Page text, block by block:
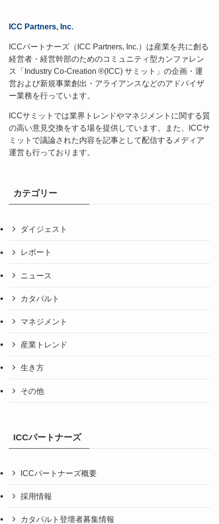
ICC Partners, Inc.
ICCパートナーズ（ICC Partners, Inc.）は産業を共に創る
経営者・経営幹部のためのコミュニティ型カンファレン
ス「Industry Co-Creation ®(ICC) サミット」の企画・運
営および新規事業創出・アライアンスなどのアドバイザ
ー業務を行っています。
ICCサミットでは業界トレンドやマネジメントに関する質
の高い意見交換をする場を提供しています。また、ICCサ
ミットで議論された内容を記事として配信するメディア
運営も行っております。
カテゴリー
ダイジェスト
レポート
ニュース
カタパルト
マネジメント
産業トレンド
生き方
その他
ICCパートナーズ
ICCパートナーズ概要
採用情報
カタパルト登壇者募集情報